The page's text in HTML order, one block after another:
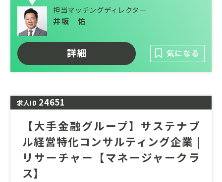
がら、持続可能な社会の実装に挑みません
か。英文資料を読み解くスキルと環境分野で
の知見を活かし、企業のESG経営を次なるス
テージへ導くリーダーを募集します。
担当マッチングディレクター
井坂 佑
詳細 気になる
求人ID 24651
【大手金融グループ】サステナブ
ル経営特化コンサルティング企業 |
リサーチャー【マネージャークラ
ス】